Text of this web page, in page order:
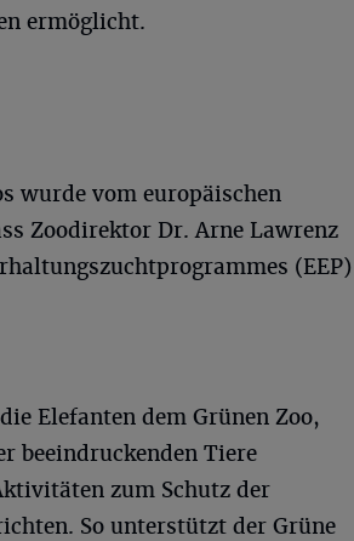
ermöglicht.
wurde vom europäischen
Zoodirektor Dr. Arne Lawrenz
(EEP)
Elefanten dem Grünen Zoo,
beeindruckenden Tiere
zum Schutz der
So unterstützt der Grüne